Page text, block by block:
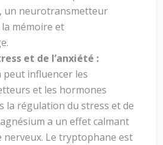
un neurotransmetteur
mémoire et
et de l’anxiété :
peut influencer les
et les hormones
la régulation du stress et de
a un effet calmant
nerveux. Le tryptophane est